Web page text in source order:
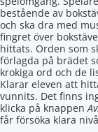
bestående av
och ska dra med
fingret över
hittats. Orden som
förlagda på brädet
krokiga ord och de
Klarar eleven att
vunnits. Det finns
klicka på knappen
får försöka klara